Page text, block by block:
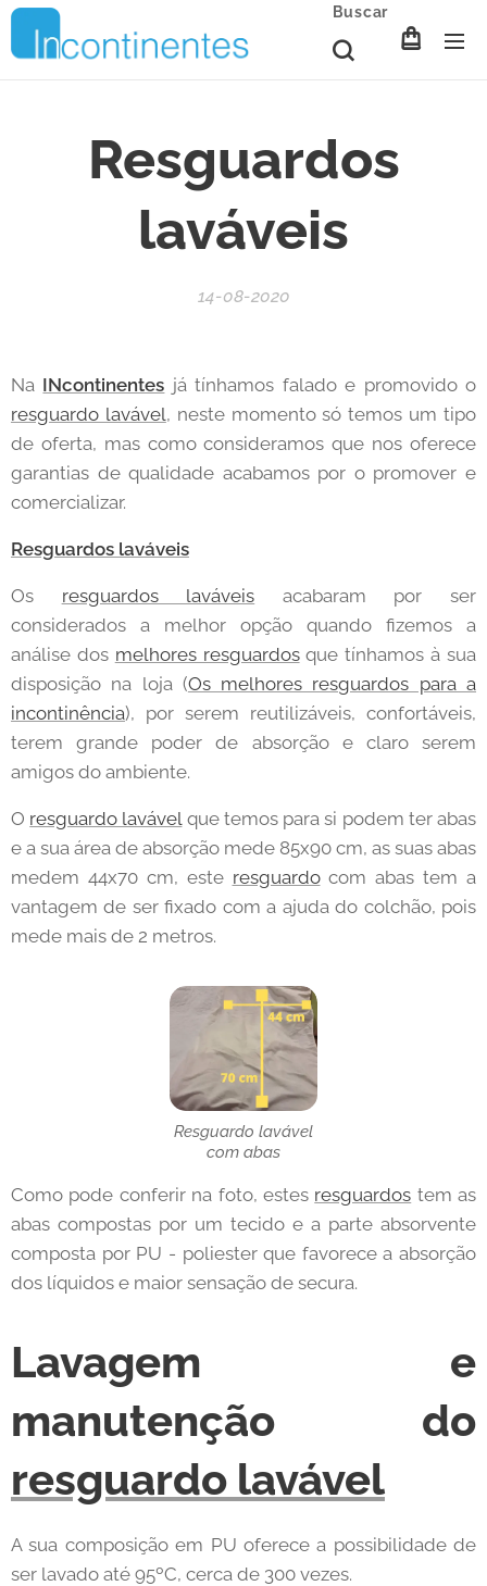
Buscar
Resguardos
laváveis
14-08-2020
Na INcontinentes já tínhamos falado e promovido o
resguardo lavável, neste momento só temos um tipo
de oferta, mas como consideramos que nos oferece
garantias de qualidade acabamos por o promover e
comercializar.
Resguardos laváveis
Os resguardos laváveis acabaram por ser
considerados a melhor opção quando fizemos a
análise dos melhores resguardosque tínhamos à sua
disposição na loja (Os melhores resguardos para a
incontinência), por serem reutilizáveis, confortáveis,
terem grande poder de absorção e claro serem
amigos do ambiente.
O resguardo lavávelque temos para si podem ter abas
e a sua área de absorção mede 85x90 cm, as suas abas
medem 44x70 cm, este resguardocom abas tem a
vantagem de ser fixado com a ajuda do colchão, pois
mede mais de 2 metros.
Resguardo lavável
com abas
Como pode conferir na foto, estes resguardos tem as
abas compostas por um tecido e a parte absorvente
composta por PU - poliester que favorece a absorção
dos líquidos e maior sensação de secura.
Lavagem e
manutenção do
resguardo lavável
A sua composição em PU oferece a possibilidade de
ser lavado até 95ºC, cerca de 300 vezes.